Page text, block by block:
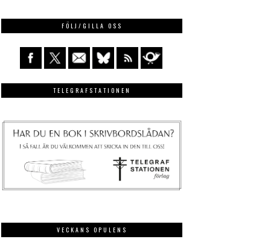
FÖLJ/GILLA OSS
TELEGRAFSTATIONEN
VECKANS OPULENS